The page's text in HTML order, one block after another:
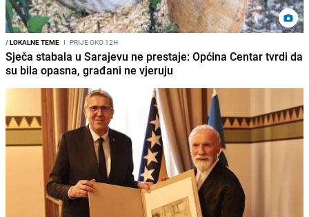
/LOKALNE TEME I PRIJE OKO 12H
Sječa stabala u Sarajevu ne prestaje: Općina Centar tvrdi da
su bila opasna, građani ne vjeruju